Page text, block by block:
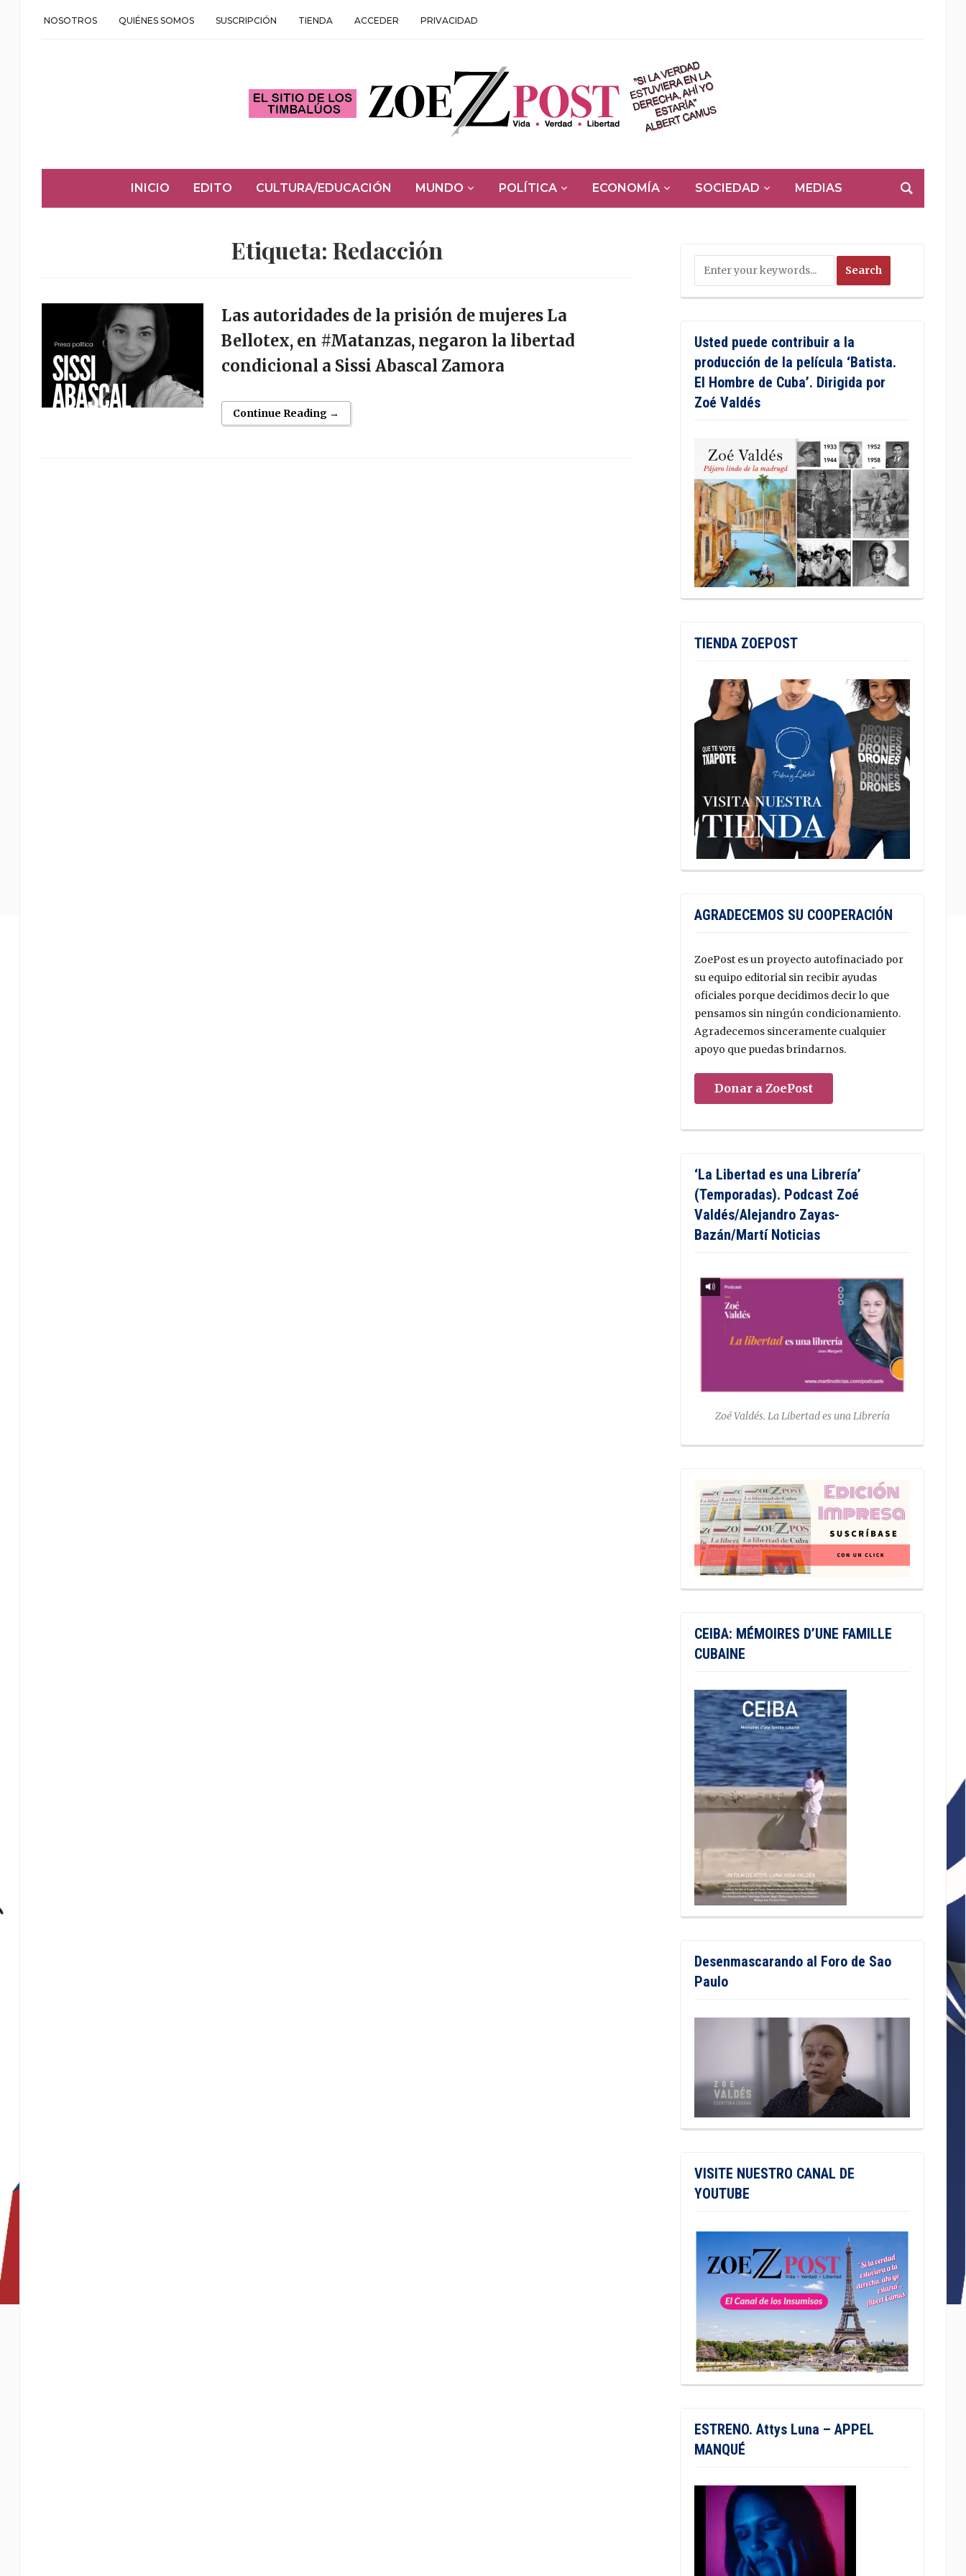
NOSOTROS QUIÉNES SOMOS SUSCRIPCIÓN TIENDA ACCEDER PRIVACIDAD
INICIO EDITO CULTURA/EDUCACIÓN MUNDO POLÍTICA ECONOMÍA SOCIEDAD MEDIAS
Etiqueta:Redacción
Las autoridades de la prisión de mujeres La
Bellotex, en #Matanzas, negaron la libertad
condicional a Sissi Abascal Zamora
Continue Reading →
Usted puede contribuir a la
producción de la película ‘Batista.
El Hombre de Cuba’. Dirigida por
Zoé Valdés
TIENDA ZOEPOST
AGRADECEMOS SU COOPERACIÓN
ZoePost es un proyecto autofinaciado por
su equipo editorial sin recibir ayudas
oficiales porque decidimos decir lo que
pensamos sin ningún condicionamiento.
Agradecemos sinceramente cualquier
apoyo que puedas brindarnos.
Donar a ZoePost
‘La Libertad es una Librería’
(Temporadas). Podcast Zoé
Valdés/Alejandro Zayas-
Bazán/Martí Noticias
Zoé Valdés. La Libertad es una Librería
CEIBA: MÉMOIRES D’UNE FAMILLE
CUBAINE
Desenmascarando al Foro de Sao
Paulo
VISITE NUESTRO CANAL DE
YOUTUBE
ESTRENO. Attys Luna – APPEL
MANQUÉ